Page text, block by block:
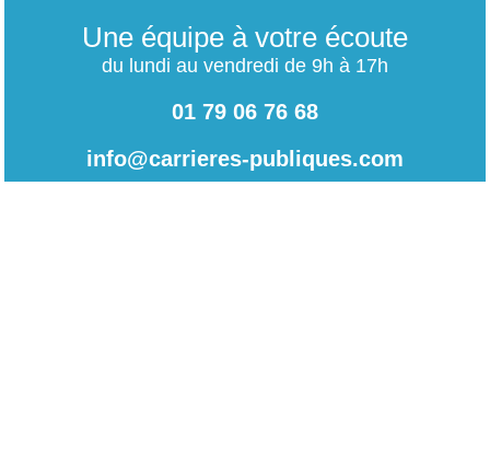
Une équipe à votre écoute
du lundi au vendredi de 9h à 17h
01 79 06 76 68
info@carrieres-publiques.com